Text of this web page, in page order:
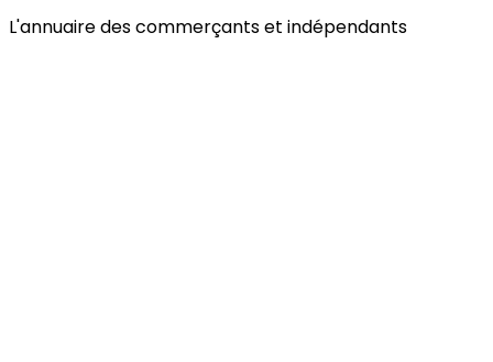
L'annuaire des commerçants et indépendants